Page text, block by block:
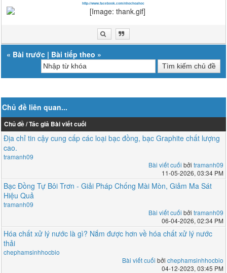
http://www.facebook.com/nhochoahoc
« Bài trước | Bài tiếp theo »
Chủ đề liên quan...
Chủ đề / Tác giả Bài viết cuối
Địa chỉ tin cậy cung cấp các loại bạc đồng, bạc Graphite chất lượng
cao.
tramanh09
Bài viết cuối bởi tramanh09
11-05-2026, 03:34 PM
Bạc Đồng Tự Bôi Trơn - Giải Pháp Chống Mài Mòn, Giảm Ma Sát
Hiệu Quả
tramanh09
Bài viết cuối bởi tramanh09
06-04-2026, 02:34 PM
Hóa chất xử lý nước là gì? Nắm được hơn về hóa chất xử lý nước
thải
chephamsinhhocbio
Bài viết cuối bởi chephamsinhhocbio
04-12-2023, 03:45 PM